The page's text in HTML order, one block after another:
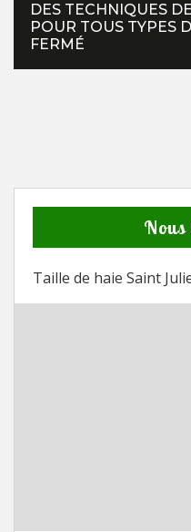
DES TECHNIQUES
POUR TOUS TYPES
FERMÉ
Taille de haie Saint